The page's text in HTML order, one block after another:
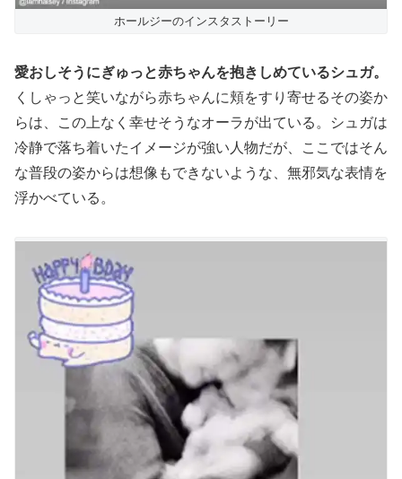
ホールジーのインスタストーリー
愛おしそうにぎゅっと赤ちゃんを抱きしめているシュガ。
くしゃっと笑いながら赤ちゃんに頬をすり寄せるその姿か
らは、この上なく幸せそうなオーラが出ている。シュガは
冷静で落ち着いたイメージが強い人物だが、ここではそん
な普段の姿からは想像もできないような、無邪気な表情を
浮かべている。